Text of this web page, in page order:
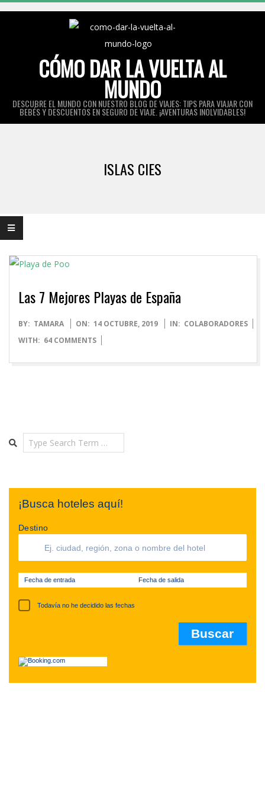
CÓMO DAR LA VUELTA AL
MUNDO
DESCUBRE EL MUNDO CON NUESTRO BLOG DE VIAJES: TIPS PARA VIAJAR CON
BEBÉS Y DESCUENTOS EN SEGURO DE VIAJE. ¡AVENTURAS INOLVIDABLES!
ISLAS CIES
Las 7 Mejores Playas de España
2019-
10-
BY: TAMARA ON: 14 OCTUBRE, 2019 IN: COLABORADORES
WITH: 64 COMMENTS
Search
¡Busca hoteles aquí!
Destino
Fecha de entrada Fecha de salida
Todavía no he decidido las fechas